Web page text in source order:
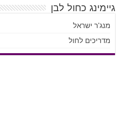
גיימינג כחול לבן
מנג'ר ישראל
מדריכים לחול